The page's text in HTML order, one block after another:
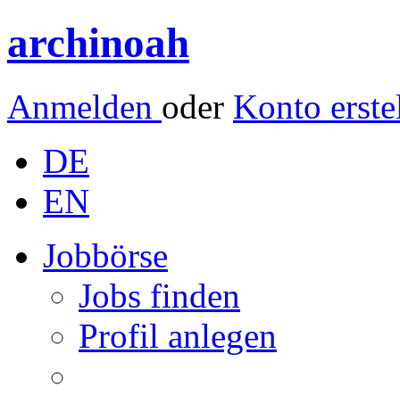
archinoah
Anmelden oder Konto
DE
EN
Jobbörse
Jobs finden
Profil anlegen